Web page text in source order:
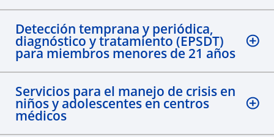
Detección temprana y periódica,
diagnóstico y tratamiento (EPSDT)
para miembros menores de 21 años
Servicios para el manejo de crisis en
niños y adolescentes en centros
médicos